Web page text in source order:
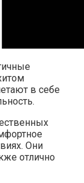
в себе
Они
отлично